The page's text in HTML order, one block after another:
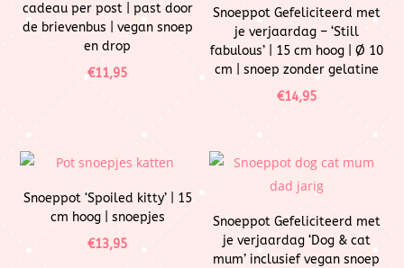
cadeau per post | past door
de brievenbus | vegan snoep
en drop
€11,95
Snoeppot Gefeliciteerd met
je verjaardag – ‘Still
fabulous’ | 15 cm hoog | Ø 10
cm | snoep zonder gelatine
€14,95
Snoeppot ‘Spoiled kitty’ | 15
cm hoog | snoepjes
€13,95
Snoeppot Gefeliciteerd met
je verjaardag ‘Dog & cat
mum’ inclusief vegan snoep